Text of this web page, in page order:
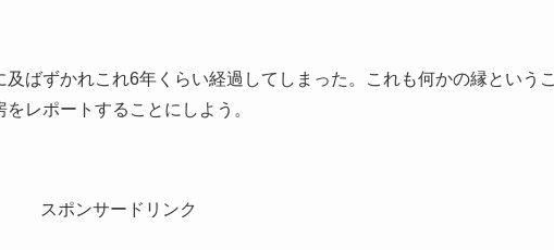
ばずかれこれ6年くらい経過してしまった。これも何かの縁というこ
レポートすることにしよう。
スポンサードリンク